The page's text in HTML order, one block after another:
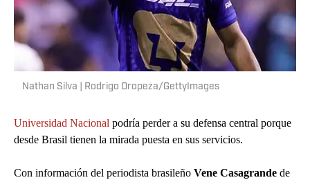
Nathan Silva | Rodrigo Oropeza/GettyImages
Universidad Nacional podría perder a su defensa central porque
desde Brasil tienen la mirada puesta en sus servicios.
Con información del periodista brasileño Vene Casagrande de